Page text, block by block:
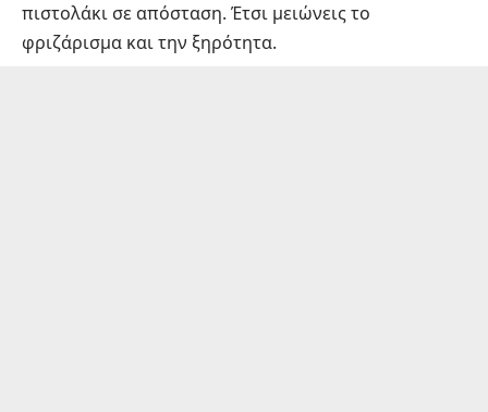
πιστολάκι σε απόσταση. Έτσι μειώνεις το
φριζάρισμα και την ξηρότητα.